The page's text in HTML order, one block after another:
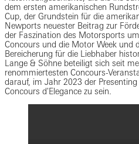
dem ersten amerikanischen
Cup, der Grundstein für die
Newports neuester Beitrag zur
der Faszination des Motorsports
Concours und die Motor Week und
Bereicherung für die Liebhaber
Lange & Söhne beteiligt sich seit
renommiertesten Concours-
darauf, im Jahr 2023 der
Concours d'Elegance zu sein.